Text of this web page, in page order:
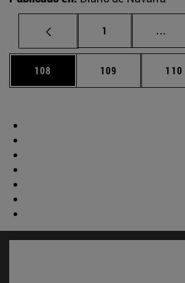
Página
1 ...
Página
108 Página
109 110